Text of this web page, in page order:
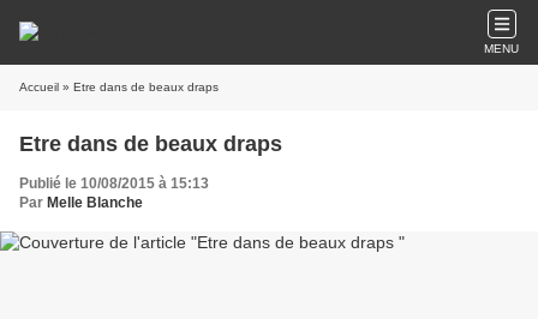
MENU
Accueil » Etre dans de beaux draps
Etre dans de beaux draps
Publié le 10/08/2015 à 15:13
Par Melle Blanche